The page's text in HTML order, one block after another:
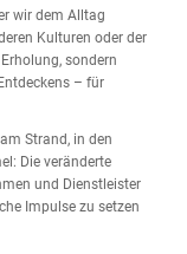
wir dem Alltag
Kulturen oder der
sondern
– für
Strand, in den
Die veränderte
und Dienstleister
Impulse zu setzen